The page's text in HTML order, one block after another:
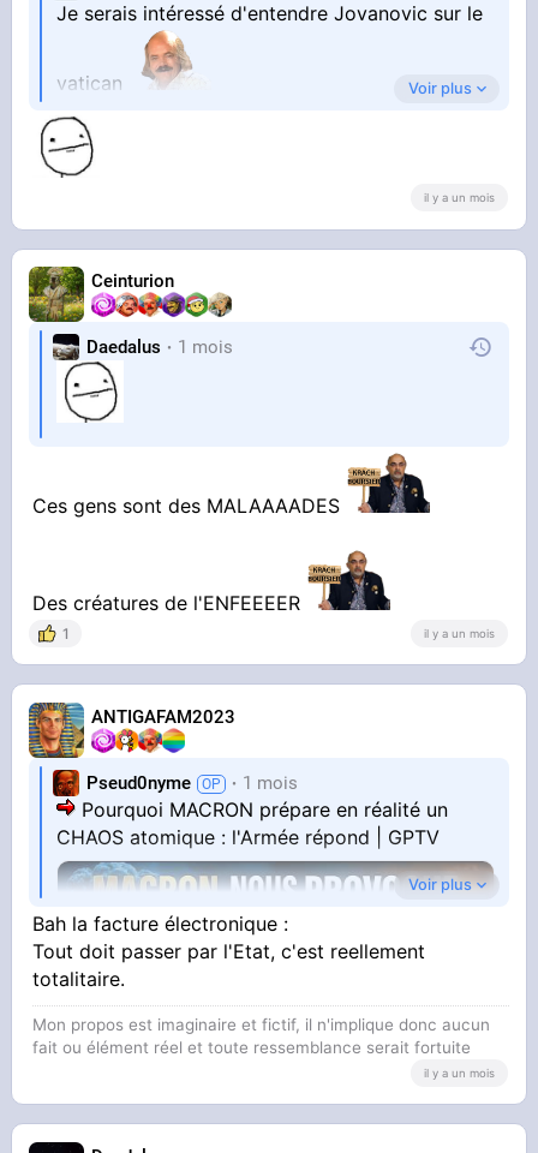
Je serais intéressé d'entendre Jovanovic sur le
vatican Voir plus
il y a un mois
Ceinturion
Daedalus 1 mois
Ces gens sont des MALAAAADES
Des créatures de l'ENFEEEER
1 il y a un mois
ANTIGAFAM2023
Pseud0nyme 1 mois
Pourquoi MACRON prépare en réalité un
CHAOS atomique : l'Armée répond | GPTV
YOUTUBE
Un GÉNÉRAL contredit l'OTAN et prouve que
Voir plus
Bah la facture électronique :
Tout doit passer par l'Etat, c'est reellement
totalitaire.
Mon propos est imaginaire et fictif, il n'implique donc aucun
fait ou élément réel et toute ressemblance serait fortuite
il y a un mois